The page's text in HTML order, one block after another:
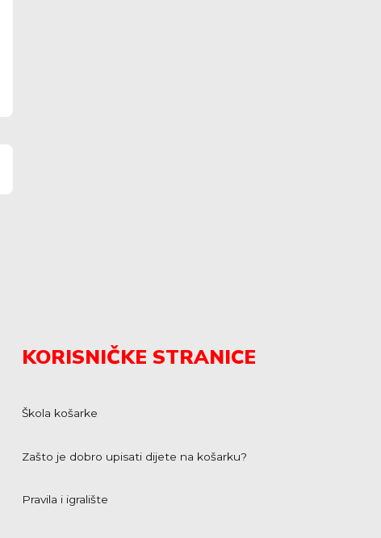
KORISNIČKE STRANICE
Škola košarke
Zašto je dobro upisati dijete na košarku?
Pravila i igralište